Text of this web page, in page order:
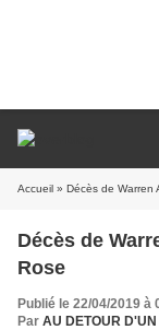
Accueil » Décès de Warren
Décès de
Rose
Publié le 22/04/2019 à
Par AU DETOUR